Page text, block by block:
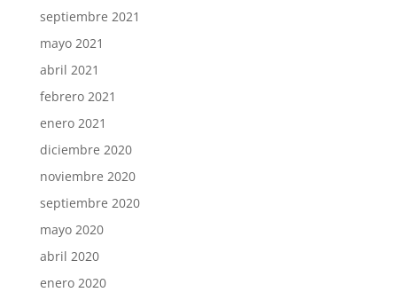
septiembre 2021
mayo 2021
abril 2021
febrero 2021
enero 2021
diciembre 2020
noviembre 2020
septiembre 2020
mayo 2020
abril 2020
enero 2020